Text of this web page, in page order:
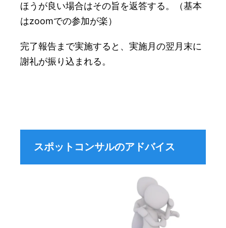
ほうが良い場合はその旨を返答する。（基本
はzoomでの参加が楽）
完了報告まで実施すると、実施月の翌月末に
謝礼が振り込まれる。
スポットコンサルのアドバイス